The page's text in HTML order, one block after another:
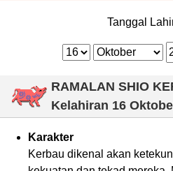
Tanggal
RAMALAN SHIO
Kelahiran 16
Karakter
Kerbau dikenal akan